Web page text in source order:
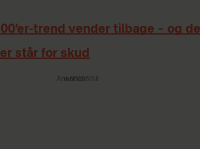
00’er-trend vender tilbage – og
står for skud
Annonce